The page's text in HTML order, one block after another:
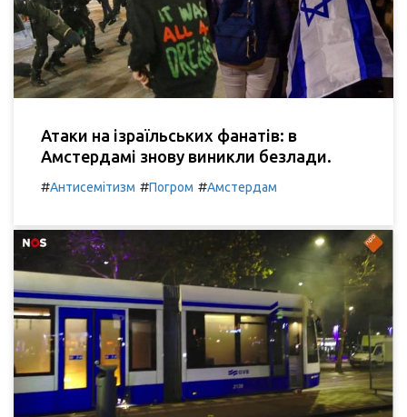
Атаки на ізраїльських фанатів: в
Амстердамі знову виникли безлади.
#Антисемітизм #Погром #Амстердам